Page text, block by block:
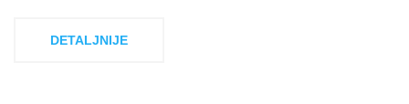
DETALJNIJE